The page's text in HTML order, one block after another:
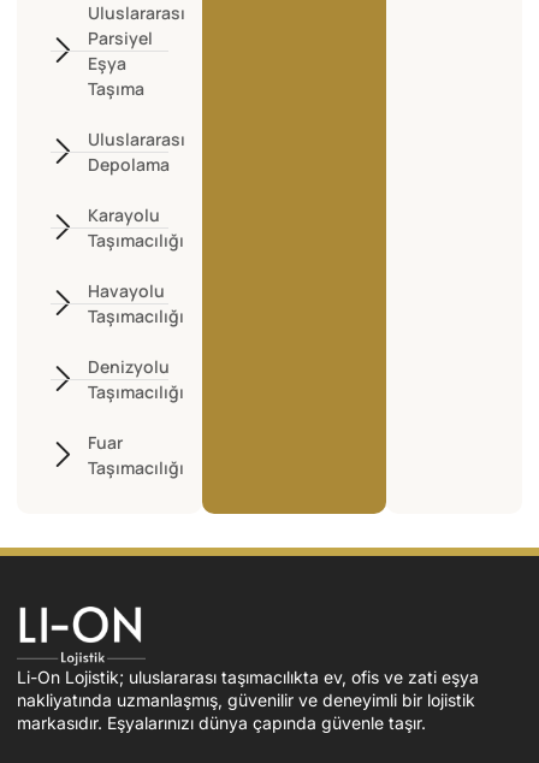
Uluslararası
Parsiyel
Eşya
Taşıma
Uluslararası
Depolama
Karayolu
Taşımacılığı
Havayolu
Taşımacılığı
Denizyolu
Taşımacılığı
Fuar
Taşımacılığı
Li-On Lojistik; uluslararası taşımacılıkta ev, ofis ve zati eşya
nakliyatında uzmanlaşmış, güvenilir ve deneyimli bir lojistik
markasıdır. Eşyalarınızı dünya çapında güvenle taşır.